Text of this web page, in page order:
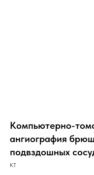
Компьютерно-
ангиография
подвздошных
КТ